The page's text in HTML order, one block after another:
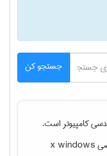
جستجو کن
كامپيوتراست.
x windows